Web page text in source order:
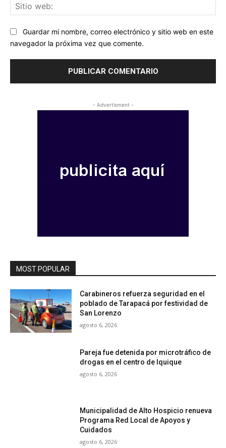
Guardar mi nombre, correo electrónico y sitio web en este
navegador la próxima vez que comente.
- Advertisment -
MOST POPULAR
Carabineros refuerza seguridad en el
poblado de Tarapacá por festividad de
San Lorenzo
agosto 6, 2026
Pareja fue detenida por microtráfico de
drogas en el centro de Iquique
agosto 6, 2026
Municipalidad de Alto Hospicio renueva
Programa Red Local de Apoyos y
Cuidados
agosto 6, 2026